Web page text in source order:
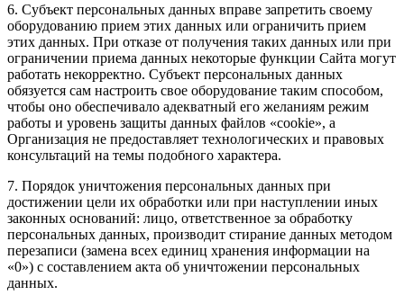
6. Субъект персональных данных вправе запретить своему
оборудованию прием этих данных или ограничить прием
этих данных. При отказе от получения таких данных или при
ограничении приема данных некоторые функции Сайта могут
работать некорректно. Субъект персональных данных
обязуется сам настроить свое оборудование таким способом,
чтобы оно обеспечивало адекватный его желаниям режим
работы и уровень защиты данных файлов «cookie», а
Организация не предоставляет технологических и правовых
консультаций на темы подобного характера.
7. Порядок уничтожения персональных данных при
достижении цели их обработки или при наступлении иных
законных оснований: лицо, ответственное за обработку
персональных данных, производит стирание данных методом
перезаписи (замена всех единиц хранения информации на
«0») с составлением акта об уничтожении персональных
данных.